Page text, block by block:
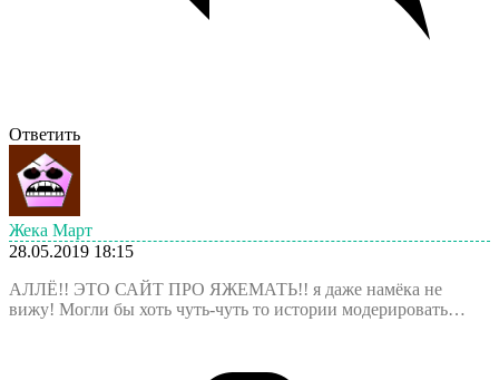
Ответить
Жека Март
28.05.2019 18:15
АЛЛЁ!! ЭТО САЙТ ПРО ЯЖЕМАТЬ!! я даже намёка не
вижу! Могли бы хоть чуть-чуть то истории модерировать…